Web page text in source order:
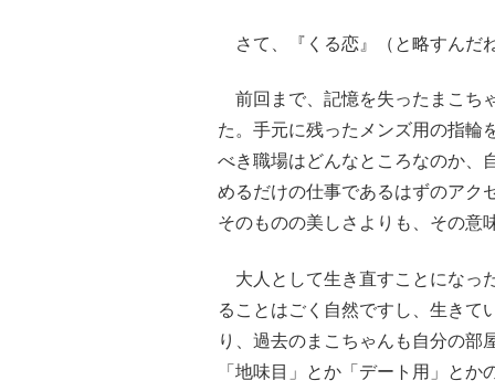
さて、『くる恋』（と略すんだ
前回まで、記憶を失ったまこち
た。手元に残ったメンズ用の指輪
べき職場はどんなところなのか、
めるだけの仕事であるはずのアク
そのものの美しさよりも、その意
大人として生き直すことになっ
ることはごく自然ですし、生きて
り、過去のまこちゃんも自分の部
「地味目」とか「デート用」と